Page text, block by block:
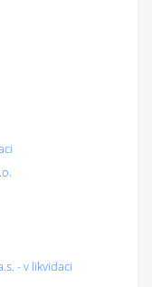
- v likvidaci